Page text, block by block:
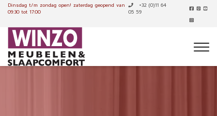
Dinsdag t/m zondag open! zaterdag geopend van
09:30 tot 17:00
+32 (0)11 64
05 59